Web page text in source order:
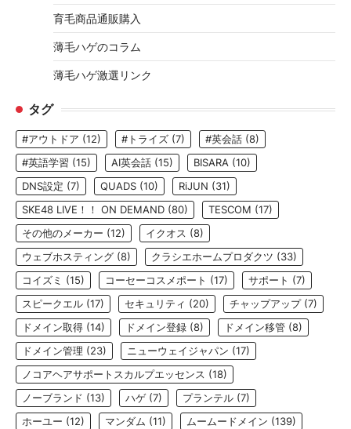
育毛商品通販購入
薄毛ハゲのコラム
薄毛ハゲ激選リンク
タグ
#アウトドア (12) #トライズ (7) #英会話 (8)
#英語学習 (15) AI英会話 (15) BISARA (10)
DNS設定 (7) QUADS (10) RiJUN (31)
SKE48 LIVE！！ ON DEMAND (80) TESCOM (17)
その他のメーカー (12) イクオス (8)
ウェブホスティング (8) クラシエホームプロダクツ (33)
コイズミ (15) コーセーコスメポート (17) サポート (7)
スピークエル (17) セキュリティ (20) チャップアップ(7)
ドメイン取得 (14) ドメイン登録 (8) ドメイン移管 (8)
ドメイン管理 (23) ニューウェイジャパン (17)
ノコアヘアサポートスカルプエッセンス (18)
ノーブランド (13) ハゲ (7) プランテル (7)
ホーユー (12) マンダム (11) ムームードメイン (139)